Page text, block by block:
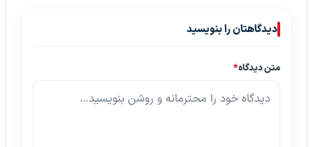
دیدگاهتان را بنویسید
متن دیدگاه*